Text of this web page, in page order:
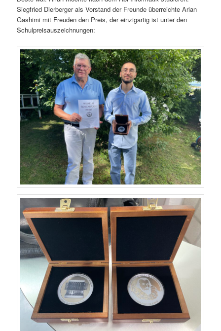
Siegfried Dierberger als Vorstand der Freunde überreichte Arian
Gashimi mit Freuden den Preis, der einzigartig ist unter den
Schulpreisauszeichnungen: